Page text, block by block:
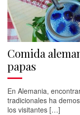
Comida
papas
En Alemania,
tradicionales ha
los visitantes […]